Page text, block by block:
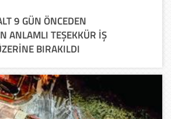
9 GÜN ÖNCEDEN
ANLAMLI TEŞEKKÜR İŞ
BIRAKILDI